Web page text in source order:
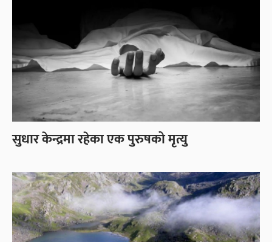
सुधार केन्द्रमा रहेका एक पुरुषको मृत्यु